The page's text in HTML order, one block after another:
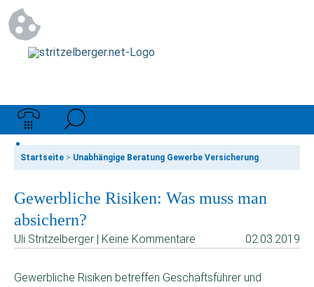
Startseite > Unabhängige Beratung Gewerbe Versicherung
Gewerbliche Risiken: Was muss man
absichern?
Uli Stritzelberger | Keine Kommentare 02.03.2019
Gewerbliche Risiken betreffen Geschäftsführer und